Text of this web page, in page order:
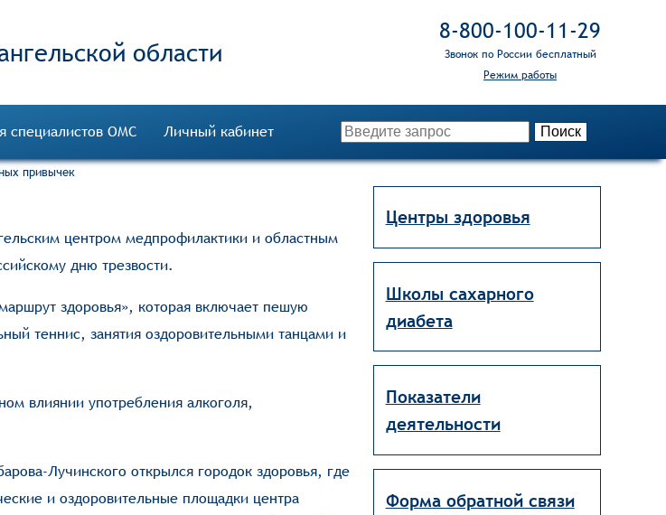
8‑800‑100‑11‑29
Звонок по России бесплатный
Режим работы
специалистов ОМС Личный кабинет
привычек
центром медпрофилактики и областным
дню трезвости.
здоровья», которая включает пешую
теннис, занятия оздоровительными танцами и
влиянии употребления алкоголя,
Лучинского открылся городок здоровья, где
и оздоровительные площадки центра
Центры здоровья
Школы сахарного
диабета
Показатели
деятельности
Форма обратной связи